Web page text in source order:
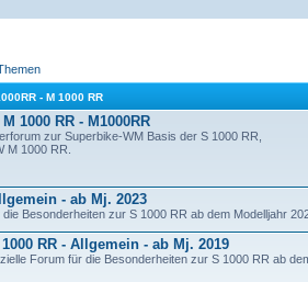
- M 1000 RR
M 1000 RR - M1000RR
zur Superbike-WM Basis der S 1000 RR,
M 1000 RR.
- ab Mj. 2023
Besonderheiten zur S 1000 RR ab dem Modelljahr
1000 RR - Allgemein - ab Mj. 2019
Forum für die Besonderheiten zur S 1000 RR ab